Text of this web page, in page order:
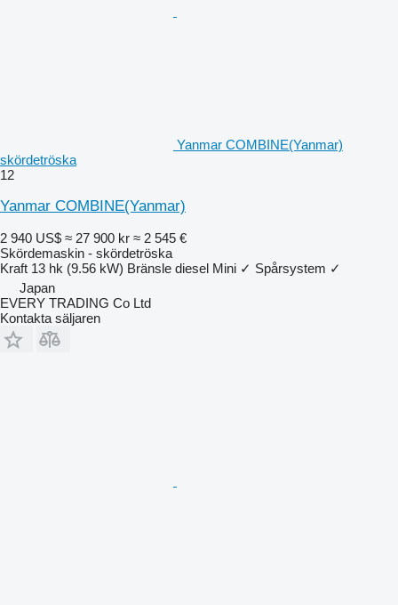
Yanmar COMBINE(Yanmar)
skördetröska
12
Yanmar COMBINE(Yanmar)
2 940 US$ ≈ 27 900 kr ≈ 2 545 €
Skördemaskin - skördetröska
Kraft 13 hk (9.56 kW) Bränsle diesel Mini ✓ Spårsystem ✓
Japan
EVERY TRADING Co Ltd
Kontakta säljaren